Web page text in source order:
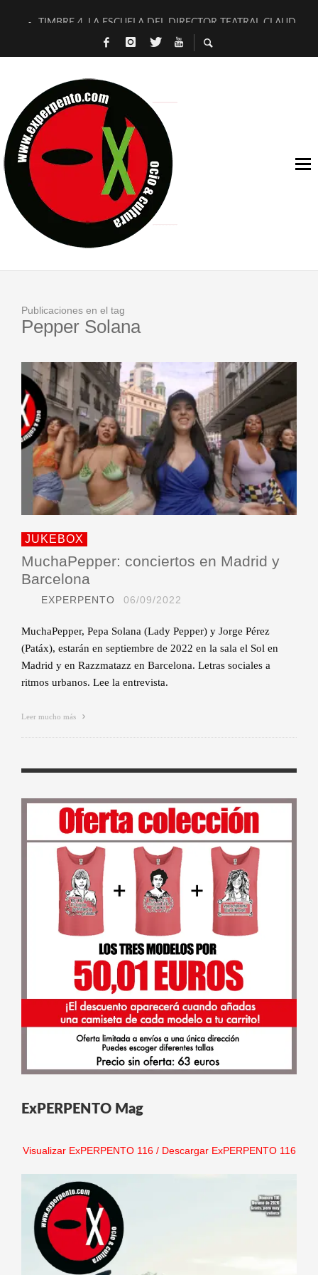
TIMBRE 4, LA ESCUELA DEL DIRECTOR TEATRAL CLAUDIO
30 AÑOS (NO ES NADA) DE LA KATARSIS DEL TOMATAZO
D’BALDOMEROS REINVENTAN [BITÁCORA 3.0] EN EXVITA
MARSHALL FLASH PRESENTA EN EXVITA [RELATIVA
JOFRE BARDAGÍ EN EXVITA INTERPRETANDO A SERRAT
YORCH PRESENTA [CURSO DE ARMONÍA PERSECUTORIA]
MAGALÍ SARE NOS EXPLICA [DESCASADA]
«NO TENGO PUTOS SUEÑOS»
Publicaciones en el tag
Pepper Solana
JUKEBOX
MuchaPepper: conciertos en Madrid y
Barcelona
EXPERPENTO 06/09/2022
MuchaPepper, Pepa Solana (Lady Pepper) y Jorge Pérez
(Patáx), estarán en septiembre de 2022 en la sala el Sol en
Madrid y en Razzmatazz en Barcelona. Letras sociales a
ritmos urbanos. Lee la entrevista.
Leer mucho más
ExPERPENTO Mag
Visualizar ExPERPENTO 116/ Descargar ExPERPENTO 116